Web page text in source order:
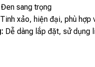
Đen sang trọng
Tinh xảo, hiện đại, phù hợp
Dễ dàng lắp đặt, sử dụng